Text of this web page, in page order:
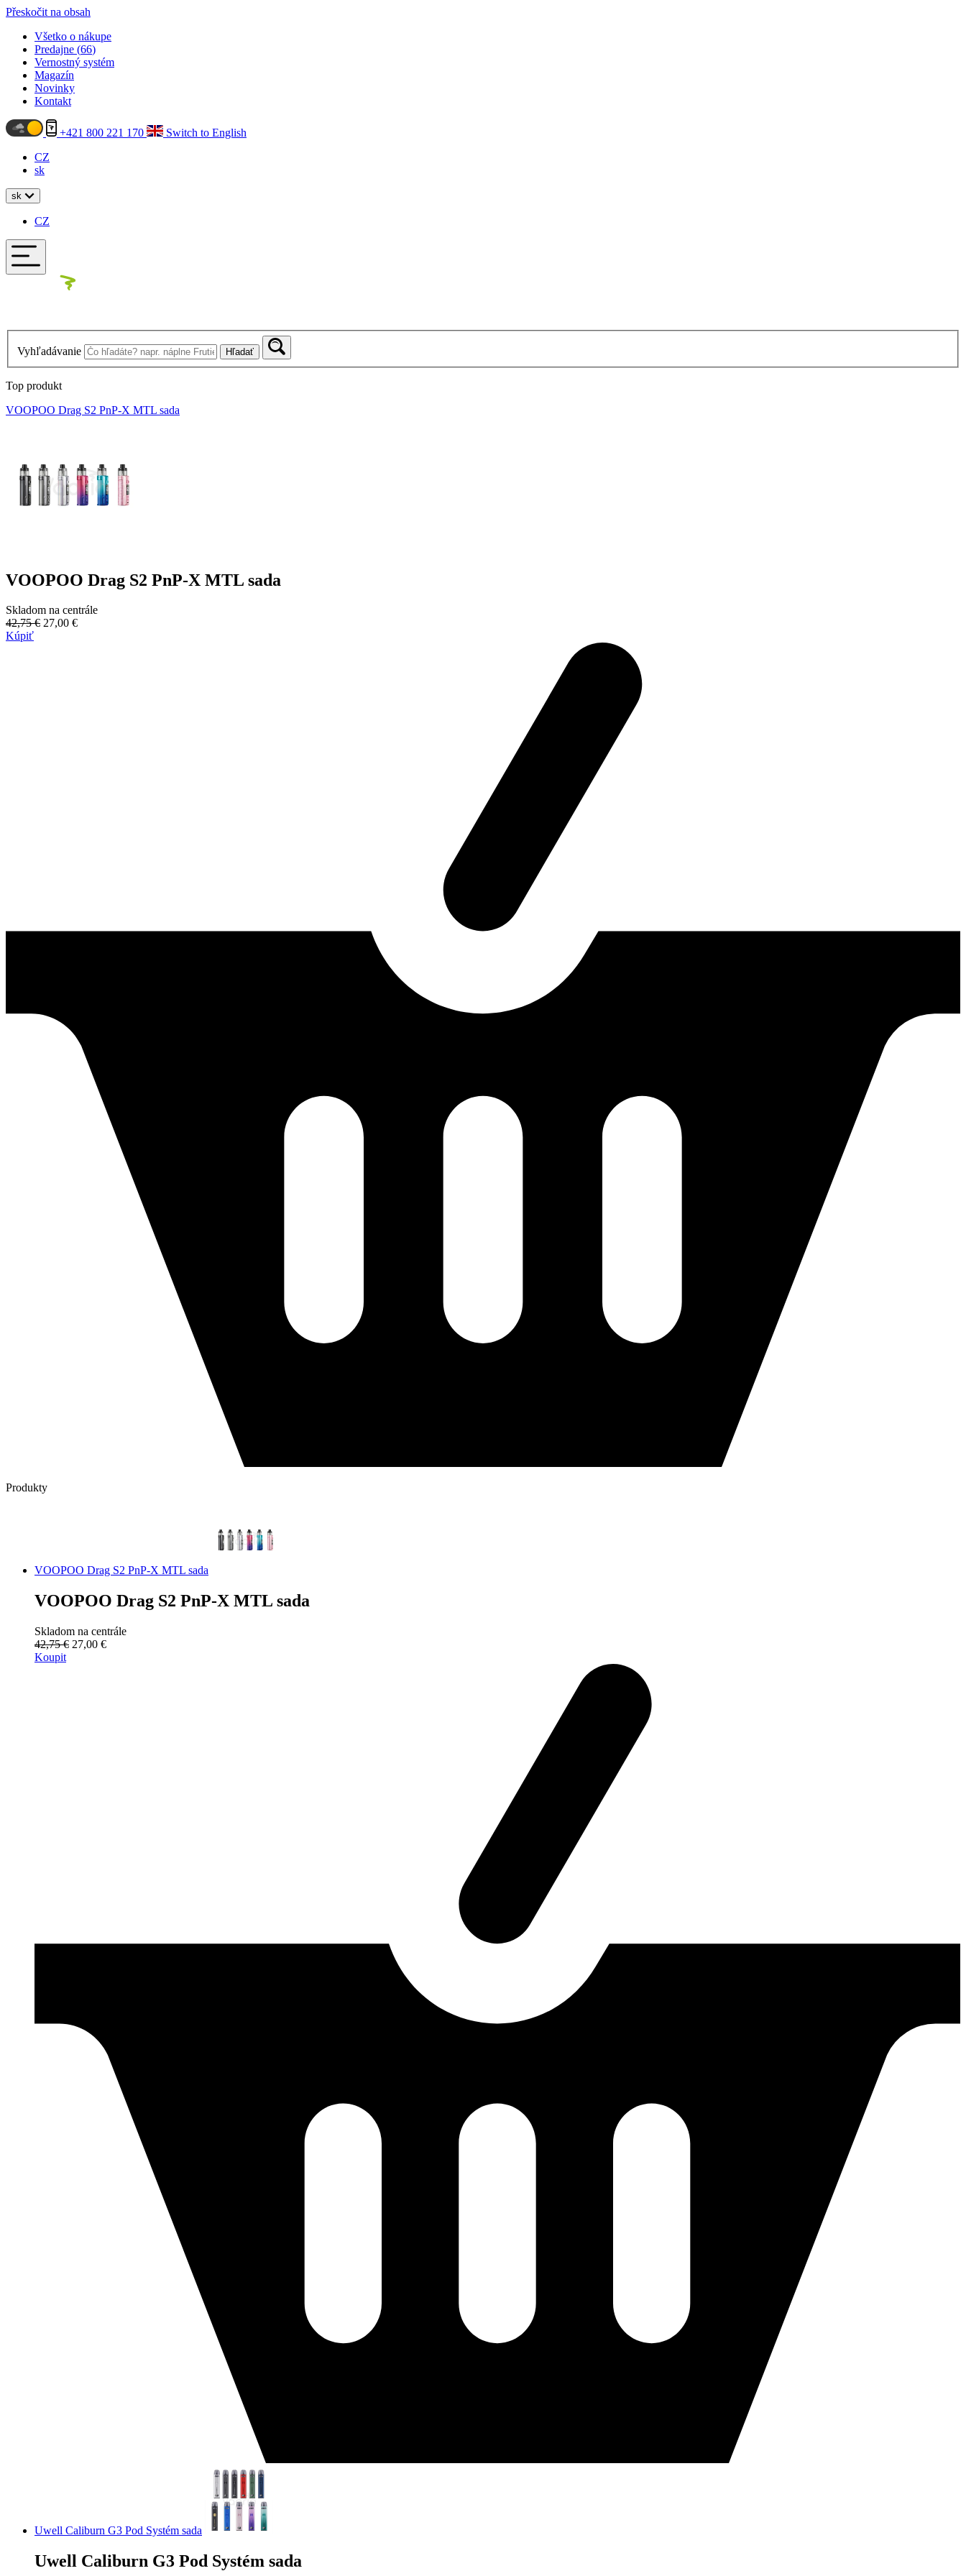
Přeskočit na obsah
Všetko o nákupe
Predajne (66)
Vernostný systém
Magazín
Novinky
Kontakt
+421 800 221 170
Switch to English
CZ
sk
sk
CZ
Vyhľadávanie Hľadať
Top produkt
VOOPOO Drag S2 PnP-X MTL sada
VOOPOO Drag S2 PnP-X MTL sada
Skladom na centrále
42,75 € 27,00 €
Kúpiť
Produkty
VOOPOO Drag S2 PnP-X MTL sada
VOOPOO Drag S2 PnP-X MTL sada
Skladom na centrále
42,75 € 27,00 €
Koupit
Uwell Caliburn G3 Pod Systém sada
Uwell Caliburn G3 Pod Systém sada